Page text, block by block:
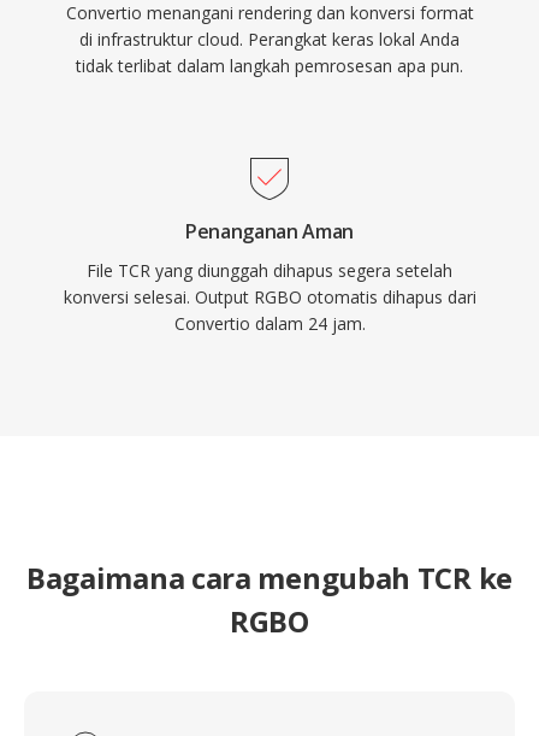
Convertio menangani rendering dan konversi format
di infrastruktur cloud. Perangkat keras lokal Anda
tidak terlibat dalam langkah pemrosesan apa pun.
Penanganan Aman
File TCR yang diunggah dihapus segera setelah
konversi selesai. Output RGBO otomatis dihapus dari
Convertio dalam 24 jam.
Bagaimana cara mengubah TCR ke
RGBO